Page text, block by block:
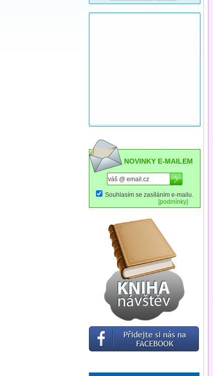
NOVINKY E-MAILEM
Souhlasím se zasíláním e-mailu.
[podmínky]